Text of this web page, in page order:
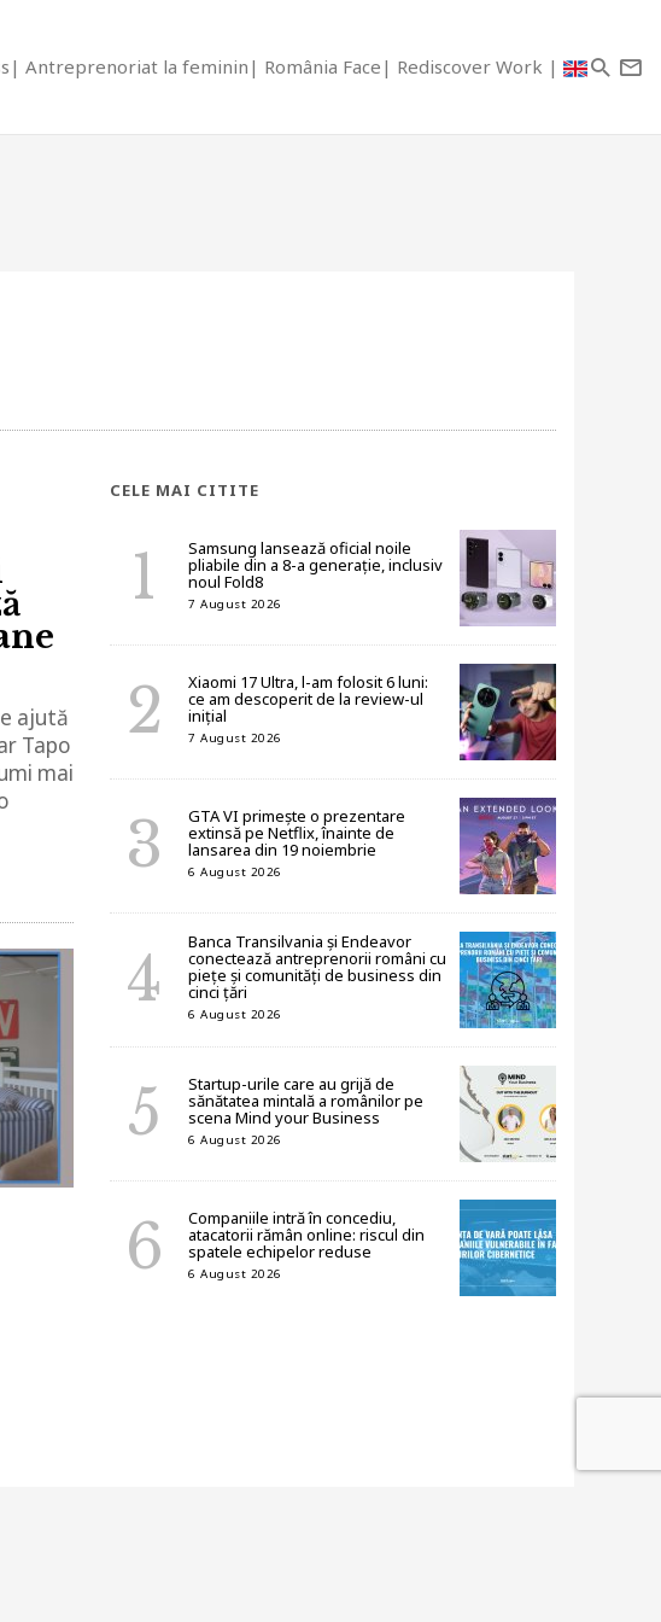
Antreprenoriat la feminin România Face Rediscover Work
ajută
Tapo
mai
CELE MAI CITITE
Samsung lansează oficial noile
pliabile din a 8-a generație, inclusiv
noul Fold8
7 August 2026
Xiaomi 17 Ultra, l-am folosit 6 luni:
ce am descoperit de la review-ul
inițial
7 August 2026
GTA VI primește o prezentare
extinsă pe Netflix, înainte de
lansarea din 19 noiembrie
6 August 2026
Banca Transilvania și Endeavor
conectează antreprenorii români cu
piețe și comunități de business din
cinci țări
6 August 2026
Startup-urile care au grijă de
sănătatea mintală a românilor pe
scena Mind your Business
6 August 2026
Companiile intră în concediu,
atacatorii rămân online: riscul din
spatele echipelor reduse
6 August 2026